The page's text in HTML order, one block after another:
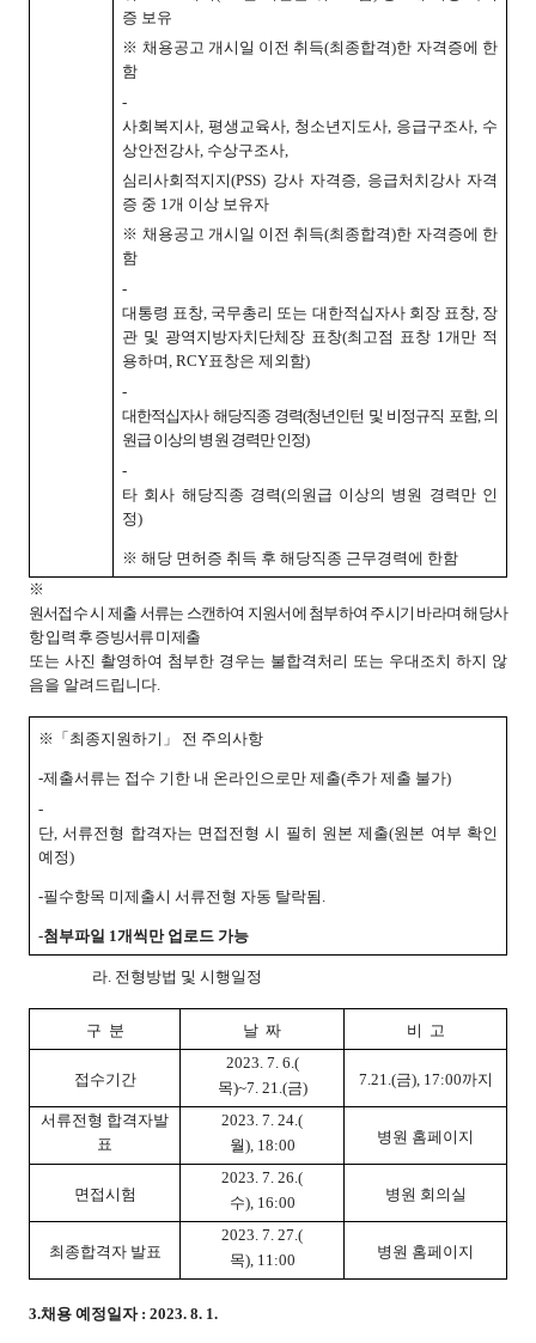
증 보유
※ 채용공고 개시일 이전 취득(최종합격)한 자격증에 한
함
-
사회복지사, 평생교육사, 청소년지도사, 응급구조사, 수
상안전강사, 수상구조사,
심리사회적지지(PSS) 강사 자격증, 응급처치강사 자격
증 중 1개 이상 보유자
※ 채용공고 개시일 이전 취득(최종합격)한 자격증에 한
함
-
대통령 표창, 국무총리 또는 대한적십자사 회장 표창, 장
관 및 광역지방자치단체장 표창(최고점 표창 1개만 적
용하며, RCY표창은 제외함)
-
대한적십자사 해당직종 경력(청년인턴 및 비정규직 포함, 의
원급 이상의 병원 경력만 인정)
-
타 회사 해당직종 경력(의원급 이상의 병원 경력만 인
정)
※ 해당 면허증 취득 후 해당직종 근무경력에 한함
※
원서접수 시 제출 서류는 스캔하여 지원서에 첨부하여 주시기 바라며 해당사
항 입력 후 증빙서류 미제출
또는 사진 촬영하여 첨부한 경우는 불합격처리 또는 우대조치 하지 않
음을 알려드립니다.
※「최종지원하기」 전 주의사항
-제출서류는 접수 기한 내 온라인으로만 제출(추가 제출 불가)
-
단, 서류전형 합격자는 면접전형 시 필히 원본 제출(원본 여부 확인
예정)
-필수항목 미제출시 서류전형 자동 탈락됨.
-첨부파일 1개씩만 업로드 가능
라. 전형방법 및 시행일정
구 분 날 짜 비 고
접수기간
2023. 7. 6.(
목)~7. 21.(금)
7.21.(금), 17:00까지
서류전형 합격자발
표
2023. 7. 24.(
월), 18:00
병원 홈페이지
면접시험
2023. 7. 26.(
수), 16:00
병원 회의실
최종합격자 발표
2023. 7. 27.(
목), 11:00
병원 홈페이지
3.채용 예정일자 : 2023. 8. 1.